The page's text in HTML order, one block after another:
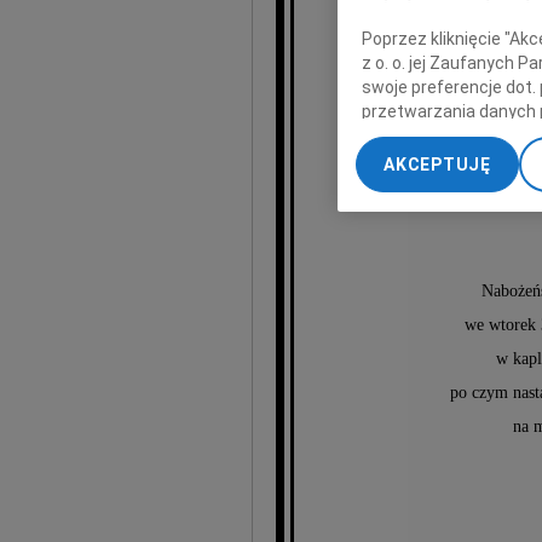
we wtorek
w
po czym
na
Poprzez kliknięcie
z o. o. jej Zaufanych
swoje preferencje dot.
przetwarzania danych
„Ustawienia
My, nasi Zaufani
dokładnych danych
Przechowywanie
AKCEPTUJĘ